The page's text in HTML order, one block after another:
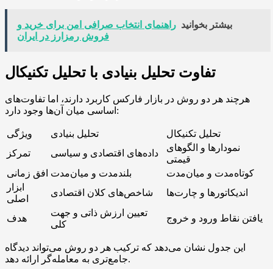
بیشتر بخوانید راهنمای انتخاب صرافی امن برای خرید و
فروش رمزارز در ایران
تفاوت تحلیل بنیادی با تحلیل تکنیکال
هرچند هر دو روش در بازار فارکس کاربرد دارند، اما تفاوت‌های
اساسی میان آن‌ها وجود دارد:
ویژگی تحلیل بنیادی
تحلیل تکنیکال
تمرکز
داده‌های اقتصادی و سیاسی
نمودارها و الگوهای
قیمتی
افق زمانی بلندمدت و میان‌مدت
کوتاه‌مدت و میان‌مدت
ابزار
اصلی
شاخص‌های کلان اقتصادی اندیکاتورها و چارت‌ها
هدف
تعیین ارزش ذاتی و جهت
کلی
یافتن نقاط ورود و خروج
این جدول نشان می‌دهد که ترکیب هر دو روش می‌تواند دیدگاه
جامع‌تری به معامله‌گر ارائه دهد.